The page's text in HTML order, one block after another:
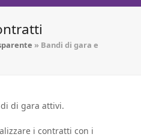
» Bandi di gara e
di gara attivi.
i contratti con i